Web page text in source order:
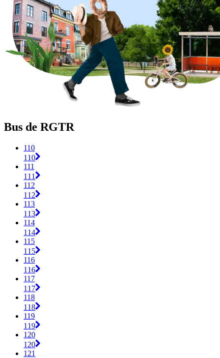
Bus de RGTR
110
110
111
111
112
112
113
113
114
114
115
115
116
116
117
117
118
118
119
119
120
120
121